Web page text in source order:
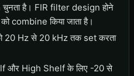
है। FIR filter design होने
combine किया जाता है।
20 Hz से 20 kHz तक set करता
और High Shelf के लिए -20 से